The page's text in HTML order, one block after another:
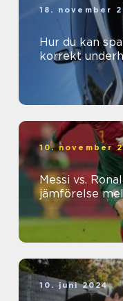
18. november
Hur du kan
korrekt
10. november
Messi vs.
jämförelse
10. juni 2024